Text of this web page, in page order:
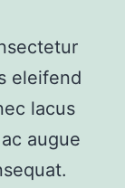
eleifend
lacus
augue